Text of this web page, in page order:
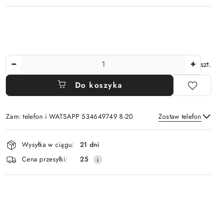
szt.
Do koszyka
Zam: telefon i WATSAPP 534649749 8-20 Zostaw telefon
Wyślij
Dostępność
i
dostawa
Wysyłka w ciągu:
21 dni
Cena przesyłki:
25